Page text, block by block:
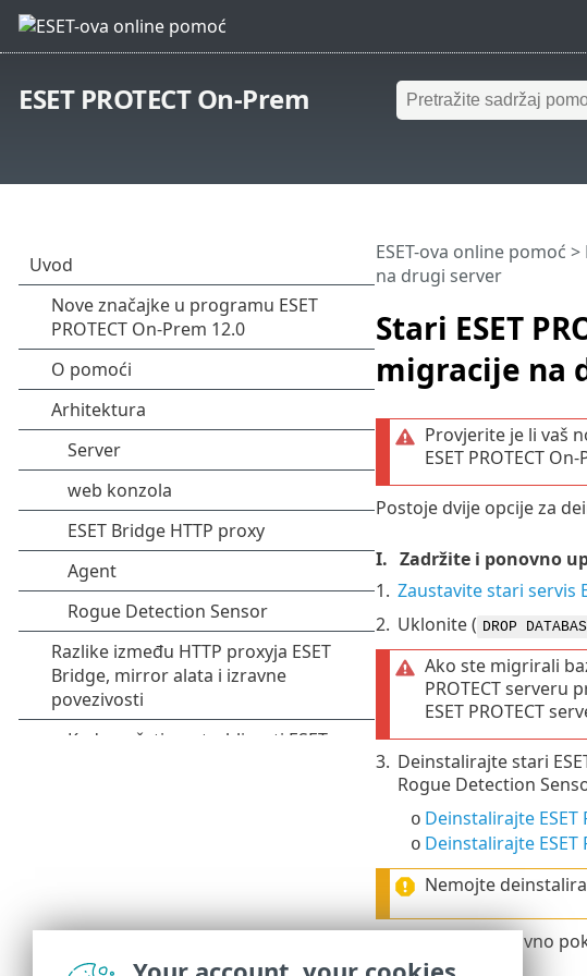
ESET PROTECT On-Prem
Stari ESET
migracije na
ESET-ova online pomoć >
na drugi server
Provjerite je li vaš
ESET PROTECT
Postoje dvije opcije za
I. Zadržite i ponovno
1. Zaustavite stari servis
2. Uklonite ( DROP
Ako ste migrirali
PROTECT serveru
ESET PROTECT
3. Deinstalirajte stari
Rogue Detection
o Deinstalirajte ESET
o Deinstalirajte ESET
Nemojte
Planirajte ponovno